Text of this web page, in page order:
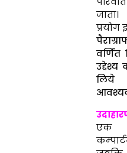
प्रयोग
उद्देश्य
एक